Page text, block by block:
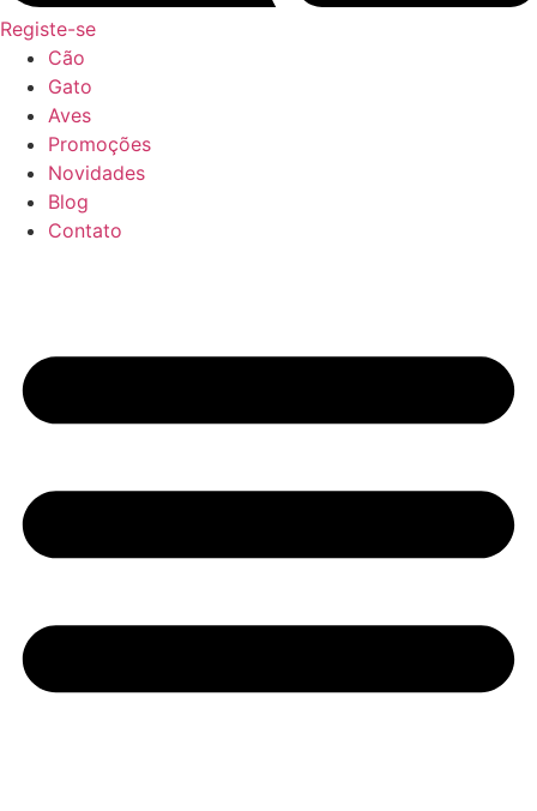
Registe-se
Cão
Gato
Aves
Promoções
Novidades
Blog
Contato